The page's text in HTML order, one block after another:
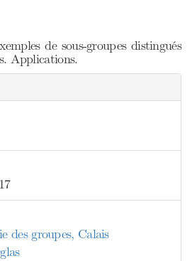
de sous-groupes distingués
Applications.
des groupes, Calais